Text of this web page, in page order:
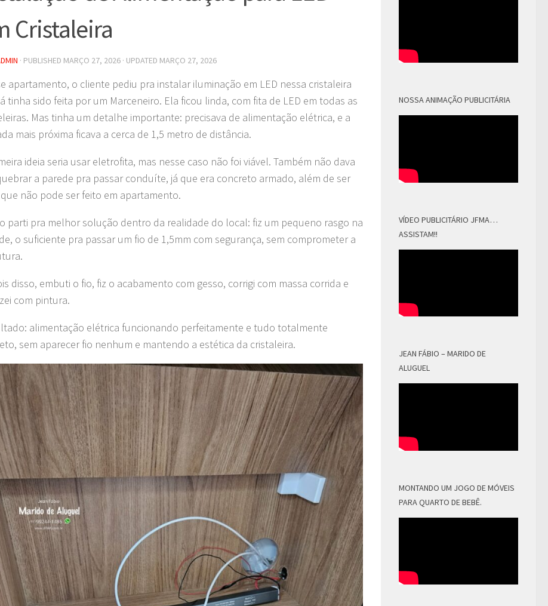
Cristaleira
· PUBLISHED MARÇO 27, 2026 · UPDATED MARÇO 27, 2026
apartamento, o cliente pediu pra instalar iluminação em LED nessa cristaleira
tinha sido feita por um Marceneiro. Ela ficou linda, com fita de LED em todas as
Mas tinha um detalhe importante: precisava de alimentação elétrica, e a
mais próxima ficava a cerca de 1,5 metro de distância.
ideia seria usar eletrofita, mas nesse caso não foi viável. Também não dava
a parede pra passar conduíte, já que era concreto armado, além de ser
não pode ser feito em apartamento.
parti pra melhor solução dentro da realidade do local: fiz um pequeno rasgo na
o suficiente pra passar um fio de 1,5mm com segurança, sem comprometer a
disso, embuti o fio, fiz o acabamento com gesso, corrigi com massa corrida e
com pintura.
alimentação elétrica funcionando perfeitamente e tudo totalmente
sem aparecer fio nenhum e mantendo a estética da cristaleira.
NOSSA ANIMAÇÃO PUBLICITÁRIA
VÍDEO PUBLICITÁRIO JFMA…
ASSISTAM!!
JEAN FÁBIO – MARIDO DE
ALUGUEL
MONTANDO UM JOGO DE MÓVEIS
PARA QUARTO DE BEBÊ.